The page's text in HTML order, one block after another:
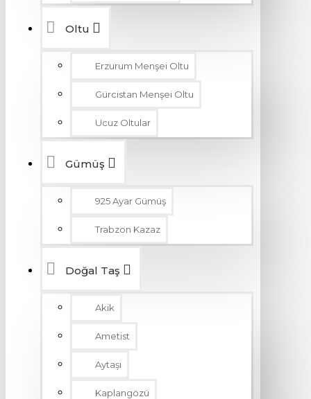
Oltu
Erzurum Menşei Oltu
Gürcistan Menşei Oltu
Ucuz Oltular
Gümüş
925 Ayar Gümüş
Trabzon Kazaz
Doğal Taş
Akik
Ametist
Aytaşı
Kaplangözü